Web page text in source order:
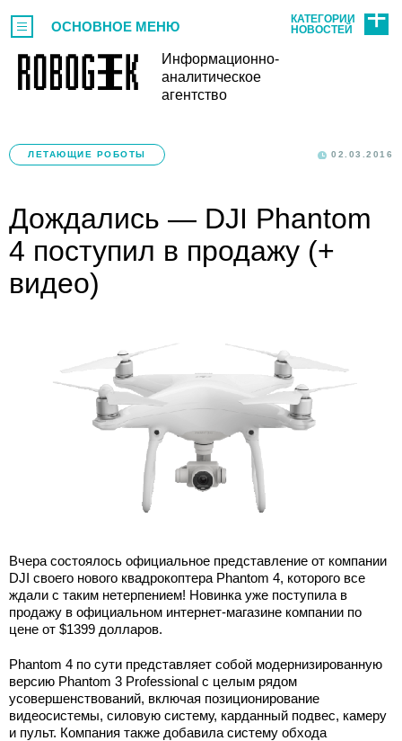
Информационно-
аналитическое
агентство
ОСНОВНОЕ МЕНЮ
КАТЕГОРИИ
НОВОСТЕЙ
ЛЕТАЮЩИЕ РОБОТЫ 02.03.2016
Дождались — DJI Phantom
4 поступил в продажу (+
видео)
Вчера состоялось официальное представление от компании
DJI своего нового квадрокоптера Phantom 4, которого все
ждали с таким нетерпением! Новинка уже поступила в
продажу в официальном интернет-магазине компании по
цене от $1399 долларов.
Phantom 4 по сути представляет собой модернизированную
версию Phantom 3 Professional с целым рядом
усовершенствований, включая позиционирование
видеосистемы, силовую систему, карданный подвес, камеру
и пульт. Компания также добавила систему обхода